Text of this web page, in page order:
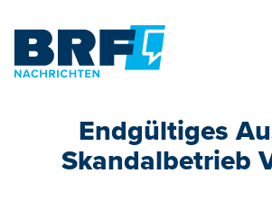
Endgültiges
Skandalbetrieb